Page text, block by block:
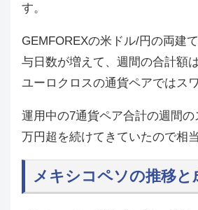
す。
GEMFOREXの米ドル/円の両建
与日数が増えて、週間の合計額
ユーロクロスの通貨ペアではス
運用中の7通貨ペア合計の週間
万円超を続けてきていたので相
メキシコペソの推移